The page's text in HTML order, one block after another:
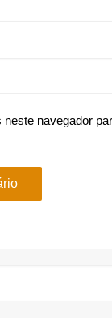
neste navegador